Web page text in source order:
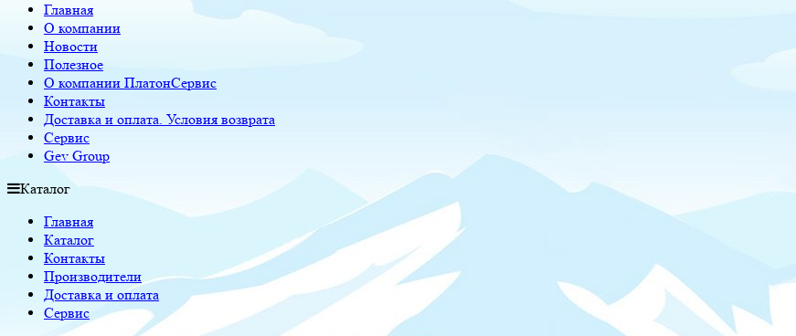
Главная
О компании
Новости
Полезное
О компании ПлатонСервис
Контакты
Доставка и оплата. Условия возврата
Сервис
Gev Group
Каталог
Главная
Каталог
Контакты
Производители
Доставка и оплата
Сервис